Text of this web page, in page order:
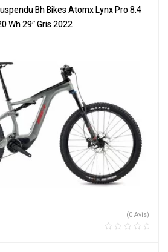
ville,Velos Electriques,VTT
Bh Bikes Atomx Lynx Pro 8.4
Wh 29″ Gris 2022
(0 Avis)